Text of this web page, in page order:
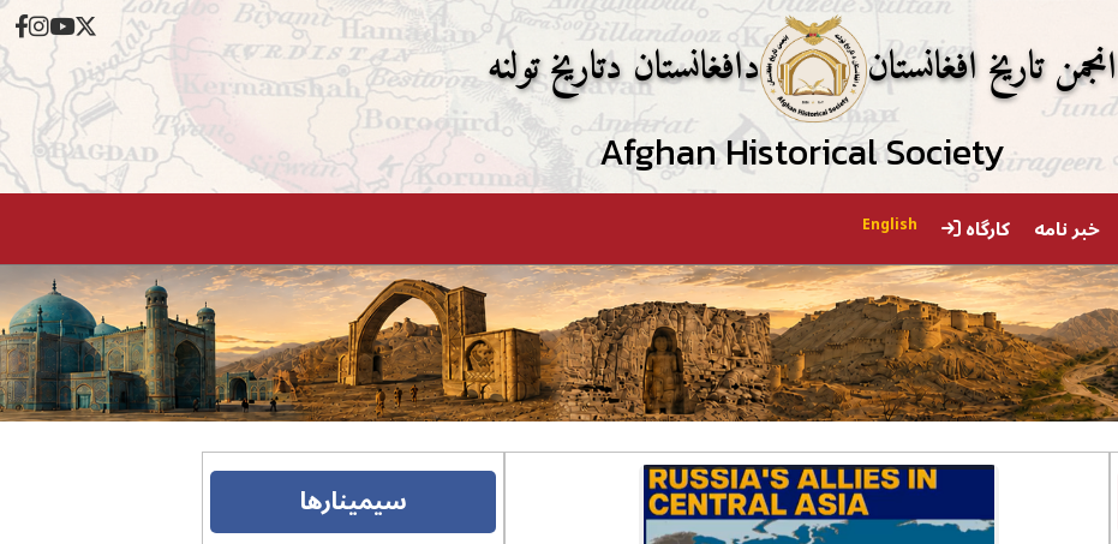
دافغانستان دتاریخ تولنه انجمن تاریخ افغانستان
Afghan Historical Society
English کارگاه خبر نامه
سیمینارها